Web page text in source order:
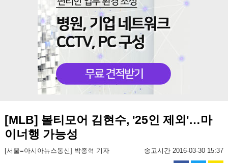
[MLB] 볼티모어 김현수, '25인 제외'…마
이너행 가능성
[서울=아시아뉴스통신] 박종혁 기자 송고시간 2016-03-30 15:37